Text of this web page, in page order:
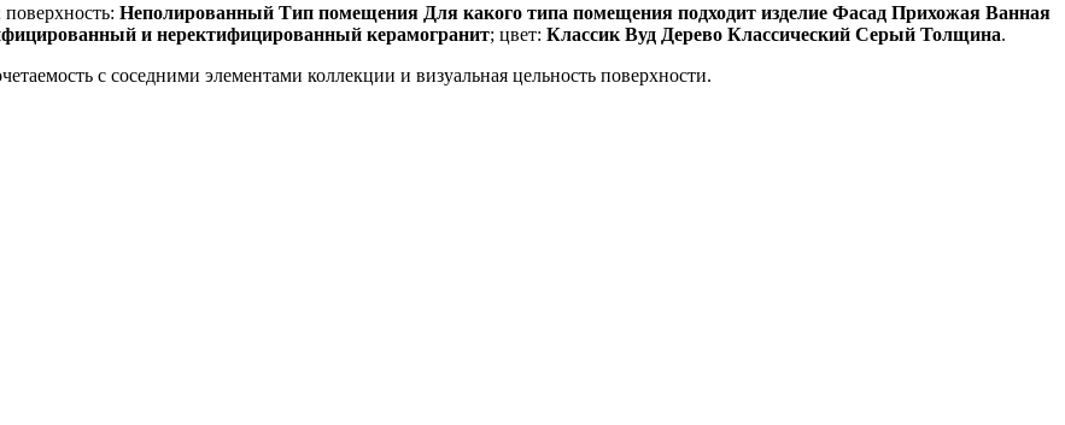
поверхность: Неполированный Тип помещения Для какого типа помещения подходит изделие Фасад Прихожая Ванная
и неректифицированный керамогранит; цвет: Классик Вуд Дерево Классический Серый Толщина.
с соседними элементами коллекции и визуальная цельность поверхности.